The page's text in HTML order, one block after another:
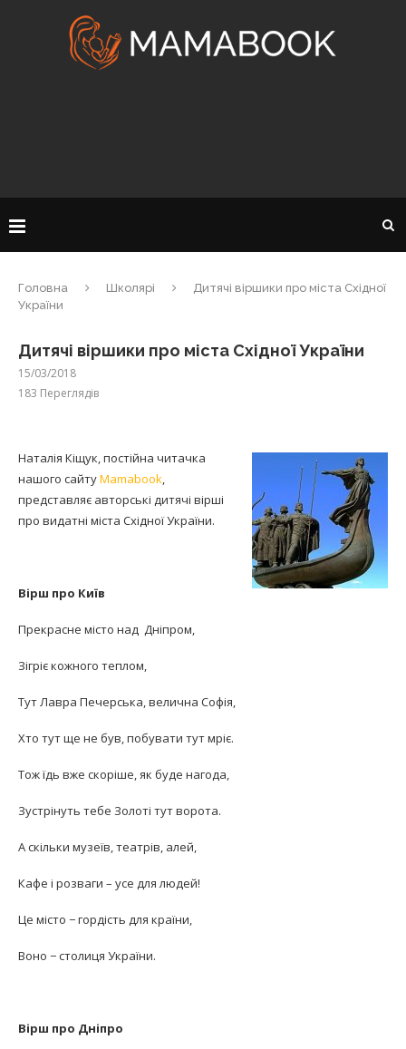
Головна Школярі
Дитячі віршики про міста Східної
України
Дитячі віршики про міста Східної України
15/03/2018
183 Переглядів
Наталія Кіщук, постійна читачка
нашого сайтуMamabook,
представляє авторські дитячі вірші
про видатні міста Східної України.
Вірш про Київ
Прекрасне місто над Дніпром,
Зігріє кожного теплом,
Тут Лавра Печерська, велична Софія,
Хто тут ще не був, побувати тут мріє.
Тож їдь вже скоріше, як буде нагода,
Зустрінуть тебе Золоті тут ворота.
А скільки музеїв, театрів, алей,
Кафе і розваги – усе для людей!
Це місто − гордість для країни,
Воно − столиця України.
Вірш про Дніпро